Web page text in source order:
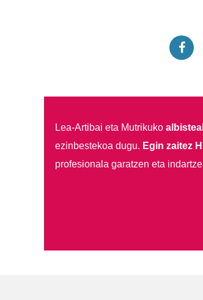
Lea-Artibai eta Mutrikuko
ezinbestekoa dugu. Egin zaitez
profesionala garatzen eta